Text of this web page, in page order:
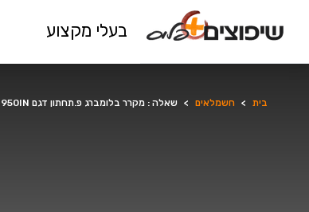
בעלי מקצוע
בית > חשמלאים > שאלה : מקרר בלומברג פ.תחתון דגם KND3950IN נפח 554 ליטר - שאלה